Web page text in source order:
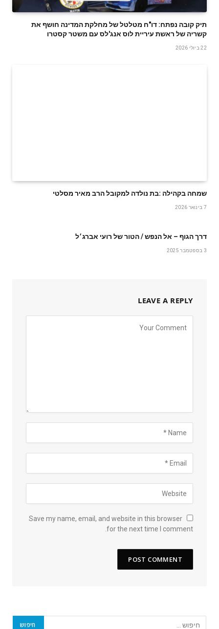
תיק קובה נפתח: דו"ח מטלטל של מחלקת המדינה חושף את
קשריה של ראשת עיריית לוס אנג'לס עם משטר קסטרו
22 ביולי 2026
שמחה‭ ‬בקהילה‭: ‬בת‭ ‬נולדה‭ ‬למקובל‭ ‬הרב‭ ‬מאיר‭ ‬מסלטי
7 בינואר 2026
דרך הגוף – אל הנפש / הטור של רועי אברג׳ל
3 בספטמבר 2025
LEAVE A REPLY
Save my name, email, and website in this browser
for the next time I comment.